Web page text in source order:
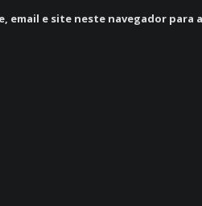
email e site neste navegador para